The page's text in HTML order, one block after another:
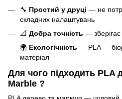
🔧 Простий у друці — не
складних налаштувань
📐 Добра точність —
🌍 Екологічність — PLA —
матеріал
Для чого підходить PLA
Marble ?